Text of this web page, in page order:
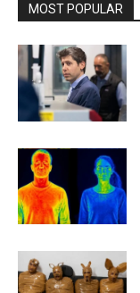
MOST POPULAR